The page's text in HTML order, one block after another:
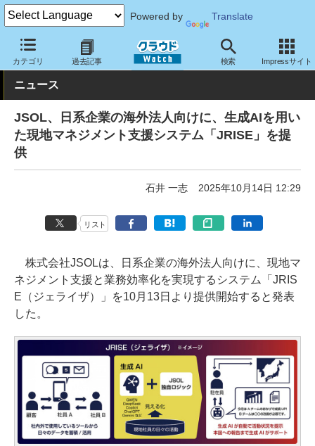
Powered by Translate
カテゴリ 過去記事 検索 Impressサイト
クラウド Watch サービス・ソフト サービス コミュニケーショ
ニュース
JSOL、日系企業の海外法人向けに、生成AIを用い
た現地マネジメント支援システム「JRISE」を提
供
石井 一志 2025年10月14日 12:29
リスト
株式会社JSOLは、日系企業の海外法人向けに、現地マ
ネジメント支援と業務効率化を実現するシステム「JRIS
E（ジェライザ）」を10月13日より提供開始すると発表
した。